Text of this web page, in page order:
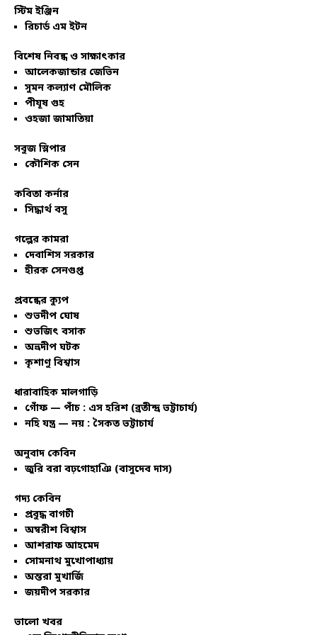
স্টিম ইঞ্জিন
রিচার্ড এম ইটন
বিশেষ নিবন্ধ ও সাক্ষাৎকার
আলেকজান্ডার জেভিন
সুমন কল্যাণ মৌলিক
পীযূষ গুহ
ওহজা জামাতিয়া
সবুজ স্লিপার
কৌশিক সেন
কবিতা কর্নার
সিদ্ধার্থ বসু
গল্পের কামরা
দেবাশিস সরকার
হীরক সেনগুপ্ত
প্রবন্ধের ক্যুপ
শুভদীপ ঘোষ
শুভজিৎ বসাক
অভ্রদীপ ঘটক
কৃশাণু বিশ্বাস
ধারাবাহিক মালগাড়ি
গোঁফ — পাঁচ : এস হরিশ (ব্রতীন্দ্র ভট্টাচার্য)
নহি যন্ত্র — নয় : সৈকত ভট্টাচার্য
অনুবাদ কেবিন
জুরি বরা বঢ়গোহাঞি (বাসুদেব দাস)
গদ্য কেবিন
প্রবুদ্ধ বাগচী
অম্বরীশ বিশ্বাস
আশরাফ আহমেদ
সোমনাথ মুখোপাধ্যায়
অন্তরা মুখার্জি
জয়দীপ সরকার
ভালো খবর